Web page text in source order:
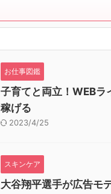
お仕事図鑑
子育てと両立！WEBラ
稼げる
2023/4/25
スキンケア
大谷翔平選手が広告モ